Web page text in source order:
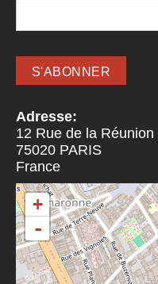
Adresse:
12 Rue de la Réunion
75020 PARIS
France
+
-